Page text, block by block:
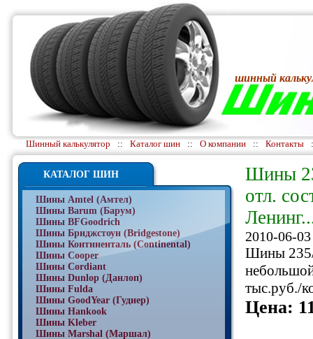
шинный
Шинный калькулятор :: Каталог шин :: О компании :: Контакты
КАТАЛОГ ШИН
Шины Amtel (Амтел)
Шины Barum (Барум)
Шины BFGoodrich
Шины Бриджстоун (Bridgestone)
Шины Континенталь (Continental)
Шины Cooper
Шины Cordiant
Шины Dunlop (Данлоп)
Шины Fulda
Шины GoodYear (Гудиер)
Шины Hankook
Шины Kleber
Шины Marshal (Маршал)
Шины
отл.
2010-06-
Шины 235/
тыс.руб./
Цена: